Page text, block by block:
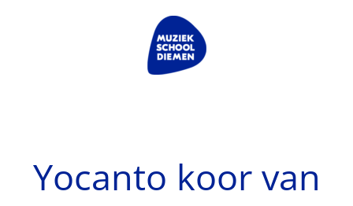
Yocanto koor van